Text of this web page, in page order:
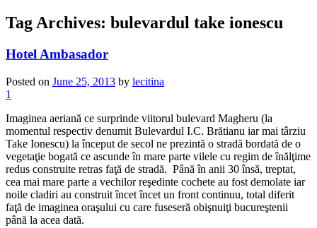
Tag Archives: bulevardul take ionescu
Hotel Ambasador
Posted on June 25, 2013 by lecitina
1
Imaginea aeriană ce surprinde viitorul bulevard Magheru (la
momentul respectiv denumit Bulevardul I.C. Brătianu iar mai târziu
Take Ionescu) la început de secol ne prezintă o stradă bordată de o
vegetaţie bogată ce ascunde în mare parte vilele cu regim de înălţime
redus construite retras faţă de stradă. Până în anii 30 însă, treptat,
cea mai mare parte a vechilor reşedinte cochete au fost demolate iar
noile cladiri au construit încet încet un front continuu, total diferit
faţă de imaginea oraşului cu care fuseseră obişnuiţi bucureştenii
până la acea dată.